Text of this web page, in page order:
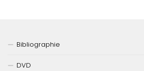
Bibliographie
DVD